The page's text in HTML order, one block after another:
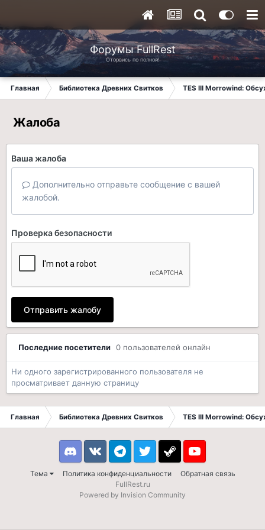
Форумы FullRest
Оторвись по полной!
Главная Библиотека Древних Свитков TES III Morrowind:
Жалоба
Ваша жалоба
Дополнительно отправьте сообщение с вашей
жалобой.
Проверка безопасности
Отправить жалобу
Последние посетители 0 пользователей онлайн
Ни одного зарегистрированного пользователя не
просматривает данную страницу
Главная Библиотека Древних Свитков TES III Morrowind:
Тема Политика конфиденциальности Обратная связь
DiscordVK TelegramTwitter Steam Youtube
FullRest.ru
Powered by Invision Community